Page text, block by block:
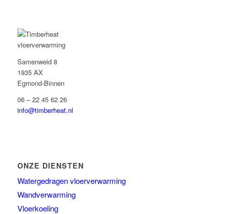
Samenweid 8
1935 AX
Egmond-Binnen
06 – 22 45 62 26
info@timberheat.nl
ONZE DIENSTEN
Watergedragen vloerverwarming
Wandverwarming
Vloerkoeling